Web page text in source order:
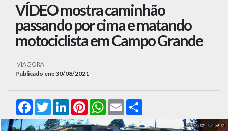
VÍDEO mostra caminhão
passando por cima e matando
motociclista em Campo Grande
IVIAGORA
Publicado em: 30/08/2021
FacebookTwitterLinkedInPinterestWhatsApp
Email